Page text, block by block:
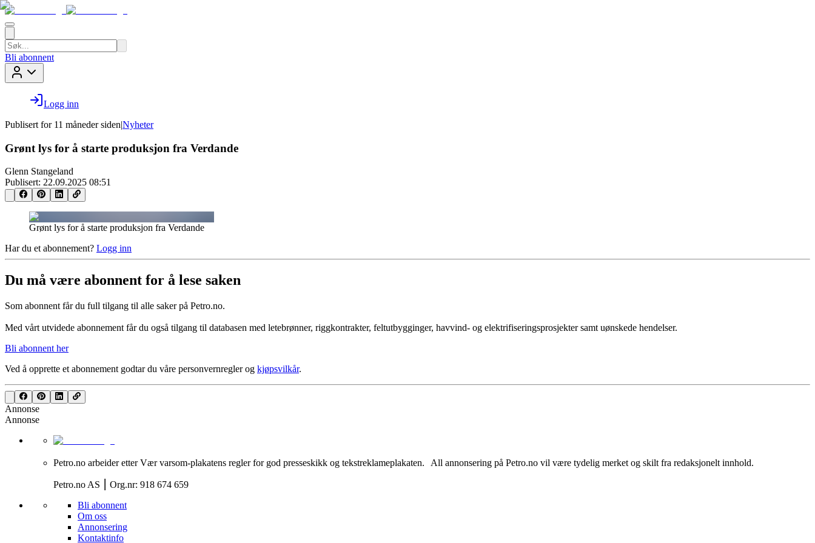
Bli abonnent
Logg inn
Publisert for 11 måneder siden|Nyheter
Grønt lys for å starte produksjon fra Verdande
Glenn Stangeland
Publisert: 22.09.2025 08:51
Grønt lys for å starte produksjon fra Verdande
Har du et abonnement? Logg inn
Du må være abonnent for å lese saken
Som abonnent får du full tilgang til alle saker på Petro.no.
Med vårt utvidede abonnement får du også tilgang til databasen med letebrønner, riggkontrakter, feltutbygginger, havvind- og elektrifiseringsprosjekter samt uønskede hendelser.
Bli abonnent her
Ved å opprette et abonnement godtar du våre personvernreglerog kjøpsvilkår.
Annonse
Annonse
Petro.no arbeider etter Vær varsom-plakatens regler for god presseskikk og tekstreklameplakaten. All annonsering på Petro.no vil være tydelig merket og skilt fra redaksjonelt innhold.
Petro.no AS ⎮ Org.nr: 918 674 659
Bli abonnent
Om oss
Annonsering
Kontaktinfo